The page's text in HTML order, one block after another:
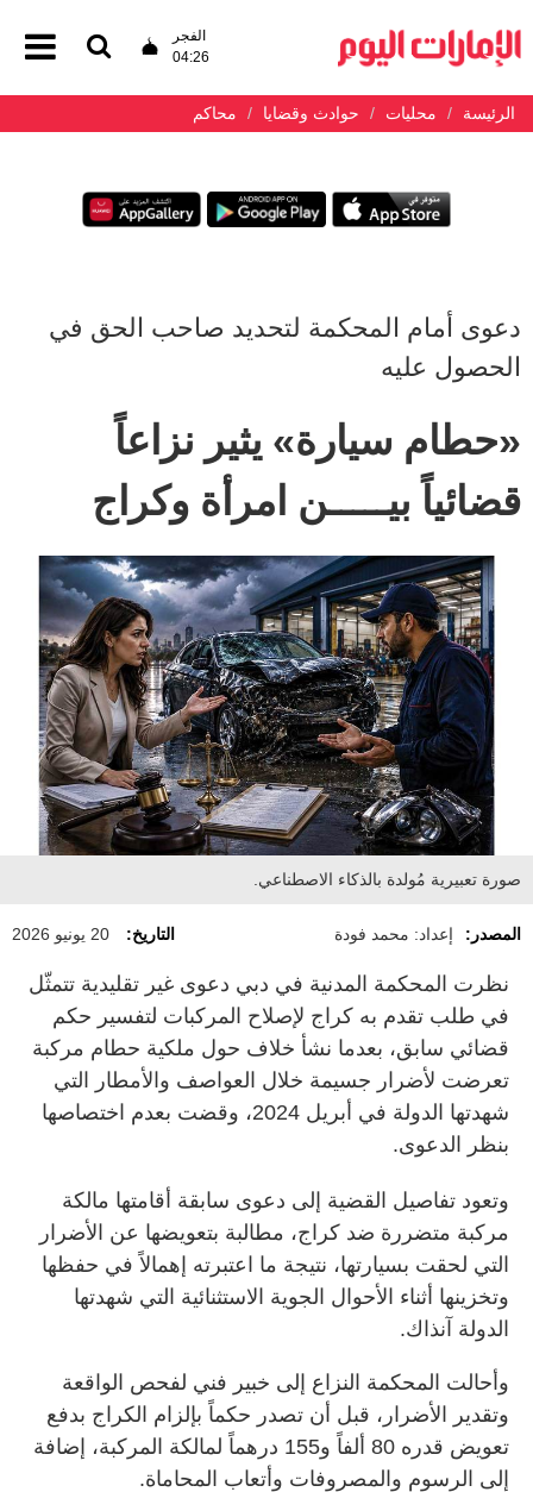
الفجر
04:26
الرئيسة محليات حوادث وقضايا محاكم
دعوى أمام المحكمة لتحديد صاحب الحق في
الحصول عليه
«حطام سيارة» يثير نزاعاً
قضائياً بيـــــن امرأة وكراج
صورة تعبيرية مُولدة بالذكاء الاصطناعي.
المصدر: إعداد: محمد فودة التاريخ: 20 يونيو 2026
نظرت المحكمة المدنية في دبي دعوى غير تقليدية تتمثّل
في طلب تقدم به كراج لإصلاح المركبات لتفسير حكم
قضائي سابق، بعدما نشأ خلاف حول ملكية حطام مركبة
تعرضت لأضرار جسيمة خلال العواصف والأمطار التي
شهدتها الدولة في أبريل 2024، وقضت بعدم اختصاصها
بنظر الدعوى.
وتعود تفاصيل القضية إلى دعوى سابقة أقامتها مالكة
مركبة متضررة ضد كراج، مطالبة بتعويضها عن الأضرار
التي لحقت بسيارتها، نتيجة ما اعتبرته إهمالاً في حفظها
وتخزينها أثناء الأحوال الجوية الاستثنائية التي شهدتها
الدولة آنذاك.
وأحالت المحكمة النزاع إلى خبير فني لفحص الواقعة
وتقدير الأضرار، قبل أن تصدر حكماً بإلزام الكراج بدفع
تعويض قدره 80 ألفاً و155 درهماً لمالكة المركبة، إضافة
إلى الرسوم والمصروفات وأتعاب المحاماة.